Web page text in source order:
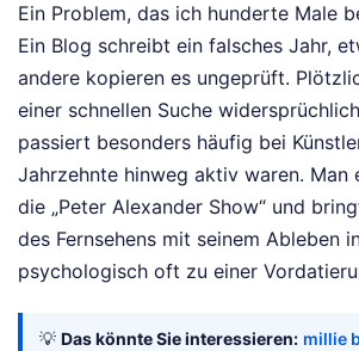
Ein Problem, das ich hunderte Male
Ein Blog schreibt ein falsches Jahr,
andere kopieren es ungeprüft.
einer schnellen Suche
passiert besonders häufig bei
Jahrzehnte hinweg aktiv waren. Man
die „Peter Alexander Show“ und
des Fernsehens mit seinem Ableben
psychologisch oft zu einer
💡 Das könnte Sie interessieren: millie